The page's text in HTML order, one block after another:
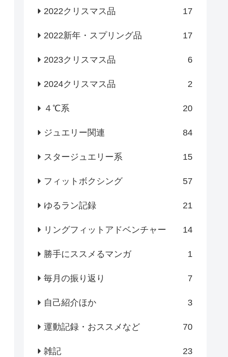
2022クリスマス品 17
2022新年・スプリング品 17
2023クリスマス品 6
2024クリスマス品 2
４℃系 20
ジュエリー関連 84
スタージュエリー系 15
フィットボクシング 57
ゆるラン記録 21
リングフィットアドベンチャー 14
勝手にススメるマンガ 1
毎月の振り返り 7
自己紹介ほか 3
運動記録・おススメなど 70
雑記 23